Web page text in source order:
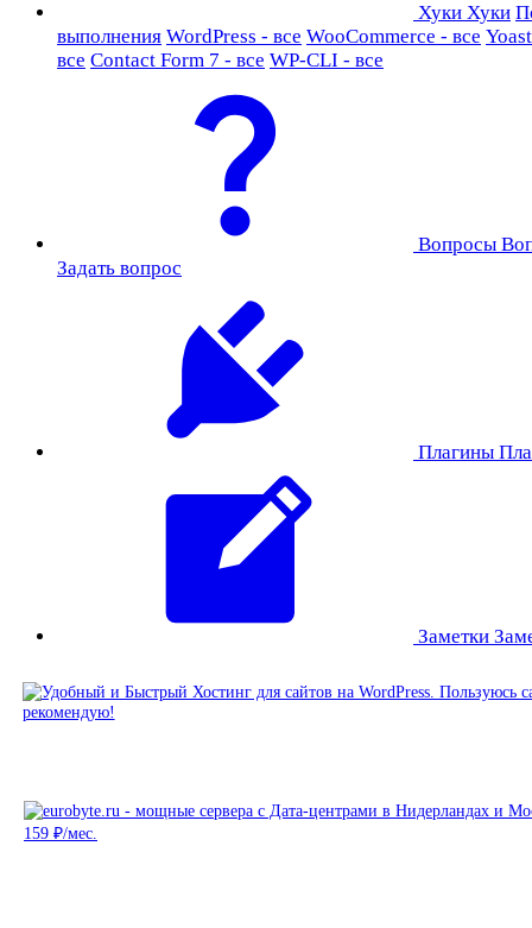
Хуки Хуки
выполнения WordPress - все WooCommerce - все
все Contact Form 7 - все WP-CLI - все
Вопросы
Задать вопрос
Плагины
Заметки